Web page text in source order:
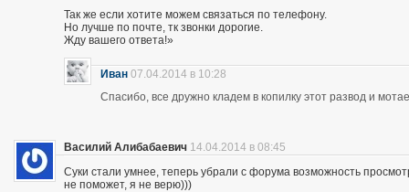
Так же если хотите можем связаться по телефону.
Но лучше по почте, тк звонки дорогие.
Жду вашего ответа!»
Иван 07.04.2014 в 10:28
Спасибо, все дружно кладем в копилку этот развод и
Василий Алибабаевич 14.04.2014 в 08:45
Суки стали умнее, теперь убрали с форума возможность
не поможет, я не верю)))